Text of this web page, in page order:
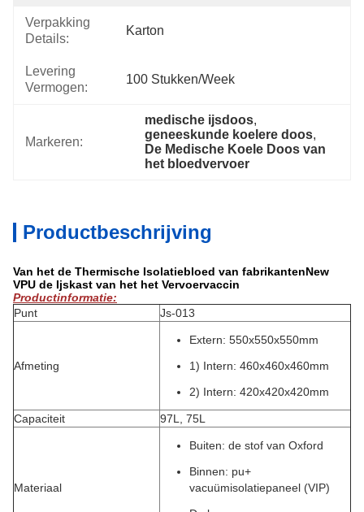
Verpakking
Details:
Karton
Levering
Vermogen:
100 Stukken/week
Markeren:
medische ijsdoos,
geneeskunde koelere doos,
De Medische Koele Doos van
het bloedvervoer
Productbeschrijving
Van het de Thermische Isolatiebloed van fabrikantenNew
VPU de Ijskast van het het Vervoervaccin
Productinformatie:
Punt
Js-013
Afmeting
Extern: 550x550x550mm
1) Intern: 460x460x460mm
2) Intern: 420x420x420mm
Capaciteit 97L, 75L
Materiaal
Buiten: de stof van Oxford
Binnen: pu+
vacuümisolatiepaneel (VIP)